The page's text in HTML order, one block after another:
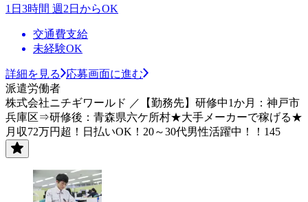
1日3時間 週2日からOK
交通費支給
未経験OK
詳細を見る
応募画面に進む
派遣労働者
株式会社ニチギワールド ／【勤務先】研修中1か月：神戸市
兵庫区⇒研修後：青森県六ケ所村★大手メーカーで稼げる★
月収72万円超！日払いOK！20～30代男性活躍中！！145